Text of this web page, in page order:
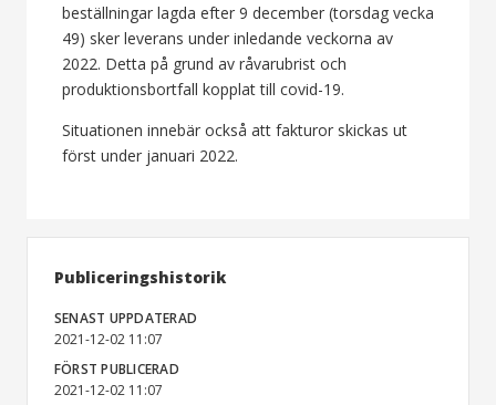
beställningar lagda efter 9 december (torsdag vecka
49) sker leverans under inledande veckorna av
2022. Detta på grund av råvarubrist och
produktionsbortfall kopplat till covid-19.
Situationen innebär också att fakturor skickas ut
först under januari 2022.
Publiceringshistorik
SENAST UPPDATERAD
2021-12-02 11:07
FÖRST PUBLICERAD
2021-12-02 11:07